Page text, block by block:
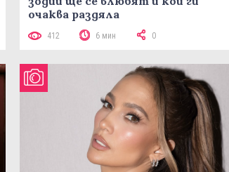
очаква раздяла
412 6 мин 0